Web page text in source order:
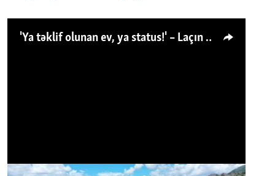
'Ya təklif olunan ev, ya status!' – Laçın köçkünü: 'Laçından başqa heç hara!'